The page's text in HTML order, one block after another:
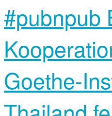
#pubnpub
Goethe-